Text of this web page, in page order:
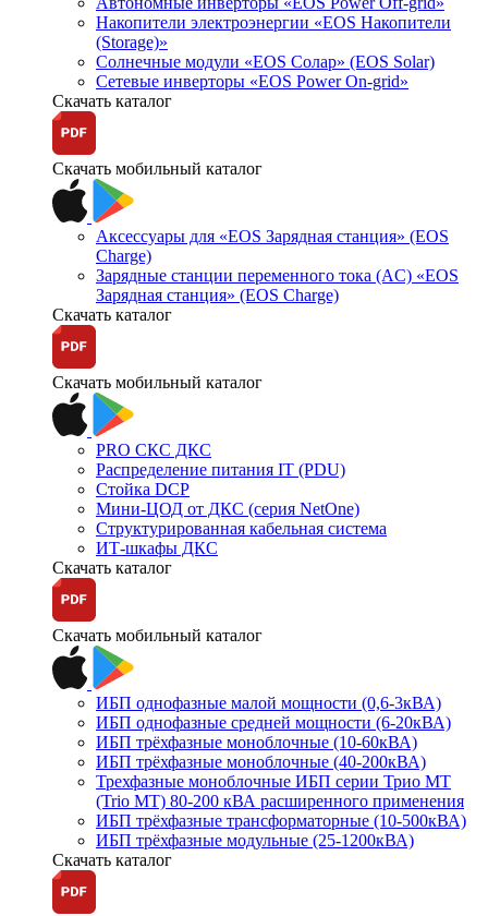
Накопители электроэнергии «EOS Накопители
(Storage)»
Солнечные модули «EOS Солар» (EOS Solar)
Сетевые инверторы «EOS Power On-grid»
Скачать каталог
Скачать мобильный каталог
Аксессуары для «EOS Зарядная станция» (EOS
Charge)
Зарядные станции переменного тока (AC) «EOS
Зарядная станция» (EOS Charge)
Скачать каталог
Скачать мобильный каталог
PRO СКС ДКС
Распределение питания IT (PDU)
Стойка DCP
Мини-ЦОД от ДКС (серия NetOne)
Структурированная кабельная система
ИТ-шкафы ДКС
Скачать каталог
Скачать мобильный каталог
ИБП однофазные малой мощности (0,6-3кВА)
ИБП однофазные средней мощности (6-20кВА)
ИБП трёхфазные моноблочные (10-60кВА)
ИБП трёхфазные моноблочные (40-200кВА)
Трехфазные моноблочные ИБП серии Трио МТ
(Trio MT) 80-200 кВА расширенного применения
ИБП трёхфазные трансформаторные (10-500кВА)
ИБП трёхфазные модульные (25-1200кВА)
Скачать каталог